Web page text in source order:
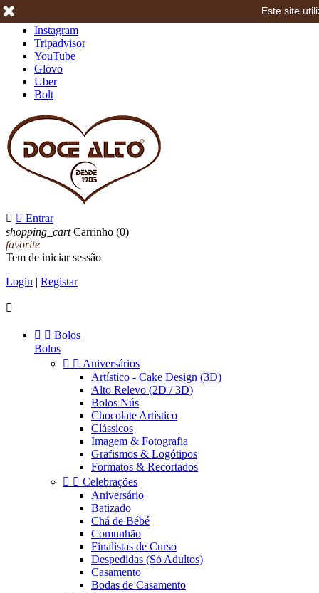
Instagram
Tripadvisor
YouTube
Glovo
Uber
Bolt
  Entrar
shopping_cart Carrinho (0)
favorite
Tem de iniciar sessão
Login | Registar

  Bolos
Bolos
  Aniversários
Artístico - Cake Design (3D)
Alto Relevo (2D / 3D)
Bolos Nús
Chocolate Artístico
Clássicos
Imagem & Fotografia
Grafismos & Logótipos
Formatos & Recortados
  Celebrações
Aniversário
Batizado
Chá de Bébé
Comunhão
Finalistas de Curso
Despedidas (Só Adultos)
Casamento
Bodas de Casamento
Este site